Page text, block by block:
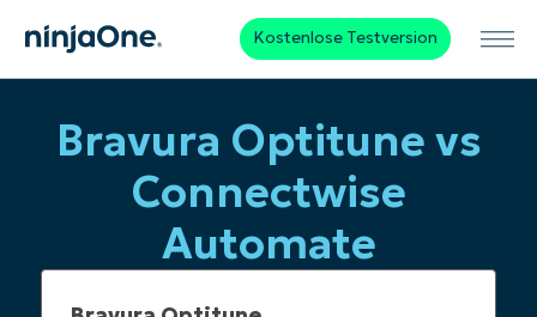
Kostenlose Testversion
Bravura Optitune vs
Connectwise
Automate